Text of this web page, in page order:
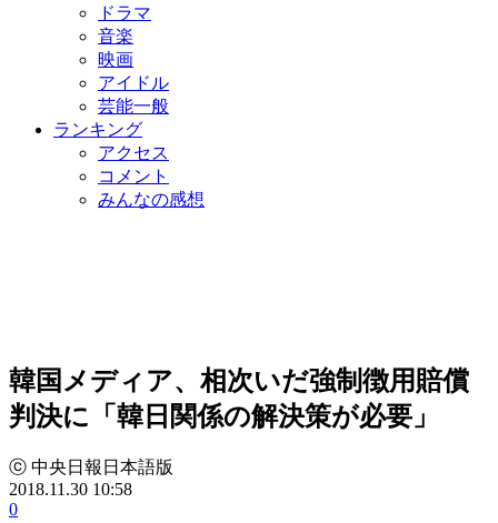
ドラマ
音楽
映画
アイドル
芸能一般
ランキング
アクセス
コメント
みんなの感想
韓国メディア、相次いだ強制徴用賠償
判決に「韓日関係の解決策が必要」
ⓒ 中央日報日本語版
2018.11.30 10:58
0